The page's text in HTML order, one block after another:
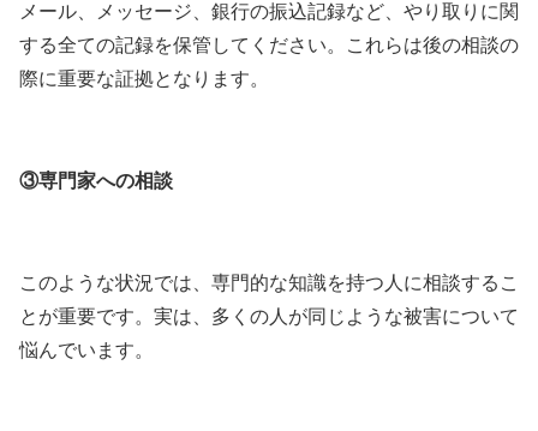
メール、メッセージ、銀行の振込記録など、やり取りに関
する全ての記録を保管してください。これらは後の相談の
際に重要な証拠となります。
③専門家への相談
このような状況では、専門的な知識を持つ人に相談するこ
とが重要です。実は、多くの人が同じような被害について
悩んでいます。